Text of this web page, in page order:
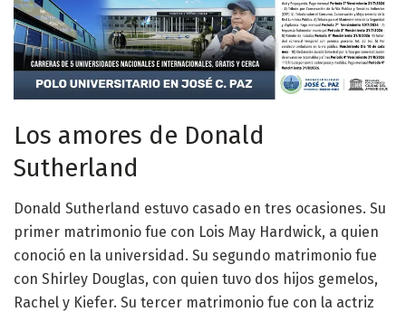
Los amores de Donald
Sutherland
Donald Sutherland estuvo casado en tres ocasiones. Su
primer matrimonio fue con Lois May Hardwick, a quien
conoció en la universidad. Su segundo matrimonio fue
con Shirley Douglas, con quien tuvo dos hijos gemelos,
Rachel y Kiefer. Su tercer matrimonio fue con la actriz